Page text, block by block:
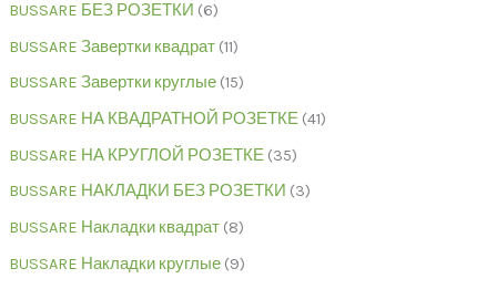
BUSSARE БЕЗ РОЗЕТКИ 6
BUSSARE Завертки квадрат 11
BUSSARE Завертки круглые 15
BUSSARE НА КВАДРАТНОЙ РОЗЕТКЕ 41
BUSSARE НА КРУГЛОЙ РОЗЕТКЕ 35
BUSSARE НАКЛАДКИ БЕЗ РОЗЕТКИ 3
BUSSARE Накладки квадрат 8
BUSSARE Накладки круглые 9